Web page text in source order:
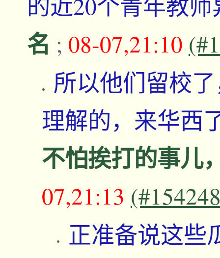
名 ; 08-07,21:10
所以他们留校
理解的，来华西
不怕挨打的事儿
07,21:13
正准备说这些